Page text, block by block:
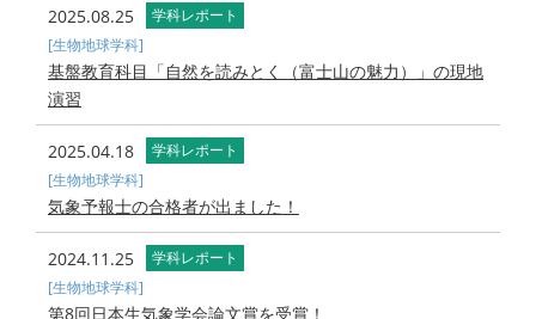
2025.08.25
学科レポート
[生物地球学科]
基盤教育科目「自然を読みとく（富士山の魅力）」の現地
演習
2025.04.18
学科レポート
[生物地球学科]
気象予報士の合格者が出ました！
2024.11.25
学科レポート
[生物地球学科]
第8回日本生気象学会論文賞を受賞！